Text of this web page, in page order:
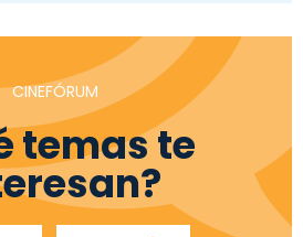
CINEFÓRUM
temas te